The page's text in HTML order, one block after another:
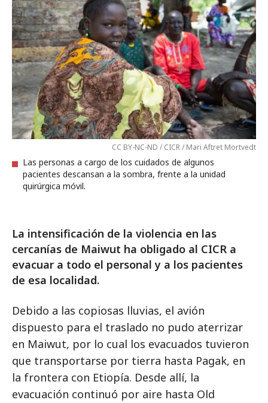
CC BY-NC-ND / CICR / Mari Aftret Mortvedt
Las personas a cargo de los cuidados de algunos
pacientes descansan a la sombra, frente a la unidad
quirúrgica móvil.
La intensificación de la violencia en las
cercanías de Maiwut ha obligado al CICR a
evacuar a todo el personal y a los pacientes
de esa localidad.
Debido a las copiosas lluvias, el avión
dispuesto para el traslado no pudo aterrizar
en Maiwut, por lo cual los evacuados tuvieron
que transportarse por tierra hasta Pagak, en
la frontera con Etiopía. Desde allí, la
evacuación continuó por aire hasta Old